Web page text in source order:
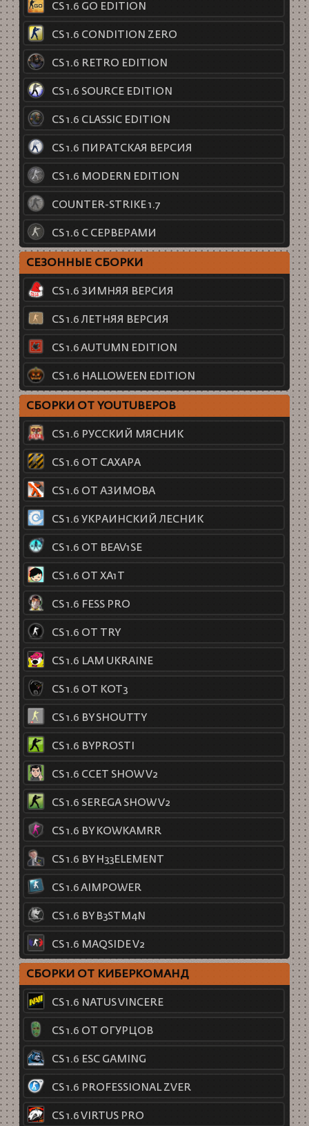
CS 1.6 GO EDITION
CS 1.6 CONDITION ZERO
CS 1.6 RETRO EDITION
CS 1.6 SOURCE EDITION
CS 1.6 CLASSIC EDITION
CS 1.6 ПИРАТСКАЯ ВЕРСИЯ
CS 1.6 MODERN EDITION
COUNTER-STRIKE 1.7
CS 1.6 С СЕРВЕРАМИ
СЕЗОННЫЕ СБОРКИ
CS 1.6 ЗИМНЯЯ ВЕРСИЯ
CS 1.6 ЛЕТНЯЯ ВЕРСИЯ
CS 1.6 AUTUMN EDITION
CS 1.6 HALLOWEEN EDITION
СБОРКИ ОТ YOUTUBEРОВ
CS 1.6 РУССКИЙ МЯСНИК
CS 1.6 ОТ САХАРА
CS 1.6 ОТ АЗИМОВА
CS 1.6 УКРАИНСКИЙ ЛЕСНИК
CS 1.6 ОТ BEAV1SE
CS 1.6 ОТ XA1T
CS 1.6 FESS PRO
CS 1.6 ОТ TRY
CS 1.6 LAM UKRAINE
CS 1.6 ОТ KOT3
CS 1.6 BY SHOUTTY
CS 1.6 BYPROSTI
CS 1.6 CCET SHOW V2
CS 1.6 SEREGA SHOW V2
CS 1.6 BY KOWKAMRR
CS 1.6 BY H33ELEMENT
CS 1.6 AIMPOWER
CS 1.6 BY B3STM4N
CS 1.6 MAQSIDE V2
СБОРКИ ОТ КИБЕРКОМАНД
CS 1.6 NATUS VINCERE
CS 1.6 ОТ ОГУРЦОВ
CS 1.6 ESC GAMING
CS 1.6 PROFESSIONAL ZVER
CS 1.6 VIRTUS PRO